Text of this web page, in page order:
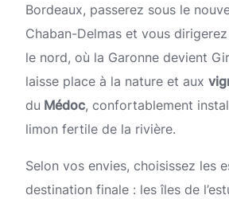
Bordeaux, passerez sous le
Chaban-Delmas et vous
le nord, où la Garonne devient
laisse place à la nature et aux
du Médoc, confortablement
limon fertile de la rivière.
Selon vos envies, choisissez les
destination finale : les îles de